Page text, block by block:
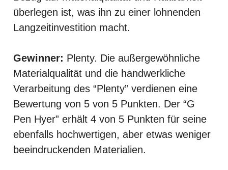
überlegen ist, was ihn zu einer lohnenden
Langzeitinvestition macht.
Gewinner: Plenty. Die außergewöhnliche
Materialqualität und die handwerkliche
Verarbeitung des “Plenty” verdienen eine
Bewertung von 5 von 5 Punkten. Der “G
Pen Hyer” erhält 4 von 5 Punkten für seine
ebenfalls hochwertigen, aber etwas weniger
beeindruckenden Materialien.